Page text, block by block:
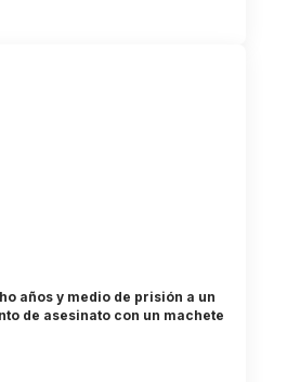
años y medio de prisión a un
de asesinato con un machete